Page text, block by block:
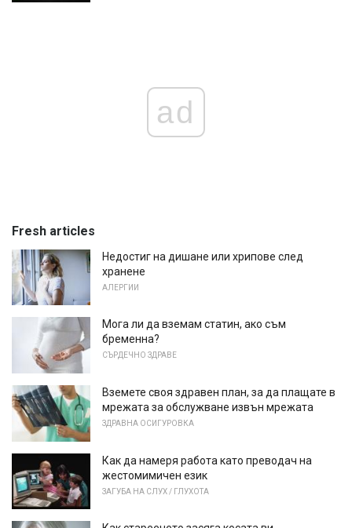
ad
Fresh articles
Недостиг на дишане или хрипове след
хранене
АЛЕРГИИ
Мога ли да вземам статин, ако съм
бременна?
СЪРДЕЧНО ЗДРАВЕ
Вземете своя здравен план, за да плащате в
мрежата за обслужване извън мрежата
ЗДРАВНА ОСИГУРОВКА
Как да намеря работа като преводач на
жестомимичен език
ЗАГУБА НА СЛУХ / ГЛУХОТА